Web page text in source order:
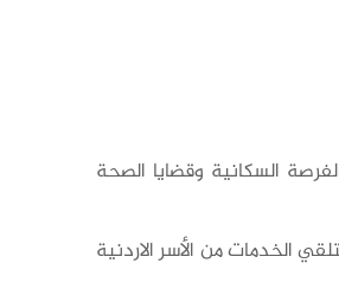
السكانية وقضايا الصحة
الخدمات من الأسر الاردنية